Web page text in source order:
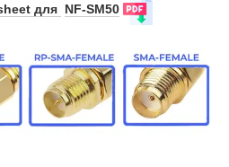
для NF-SM50